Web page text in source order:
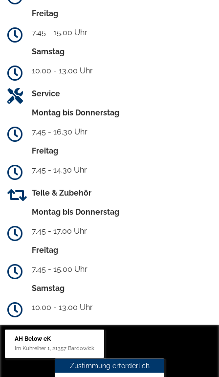
Freitag
7.45 - 15.00 Uhr
Samstag
10.00 - 13.00 Uhr
Service
Montag bis Donnerstag
7.45 - 16.30 Uhr
Freitag
7.45 - 14.30 Uhr
Teile & Zubehör
Montag bis Donnerstag
7.45 - 17.00 Uhr
Freitag
7.45 - 15.00 Uhr
Samstag
10.00 - 13.00 Uhr
AH Below eK
Im Kuhreiher 1, 21357 Bardowick
Zustimmung erforderlich